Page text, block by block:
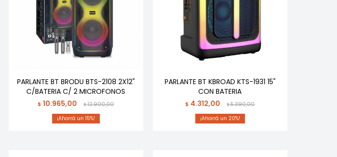
PARLANTE BT BRODU BTS-2108 2X12"
C/BATERIA C/ 2 MICROFONOS
$ 10.965,00 $12.900,00
15
PARLANTE BT KBROAD KTS-1931 15"
CON BATERIA
$ 4.312,00 $5.390,00
20